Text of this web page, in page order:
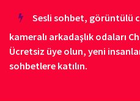
Sesli sohbet, görüntülü
kameralı arkadaşlık odaları
Ücretsiz üye olun, yeni
sohbetlere katılın.